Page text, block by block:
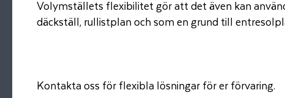
Volymställets flexibilitet gör att det även kan
däckställ, rullistplan och som en grund till
Kontakta oss för flexibla lösningar för er förvaring.